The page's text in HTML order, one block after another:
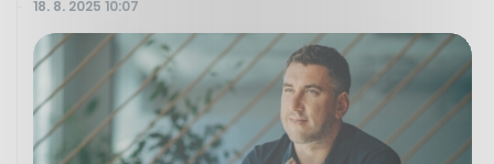
18. 8. 2025 10:07